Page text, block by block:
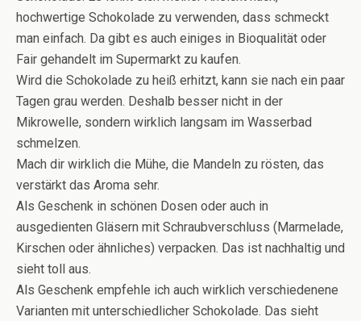
hochwertige Schokolade zu verwenden, dass schmeckt
man einfach. Da gibt es auch einiges in Bioqualität oder
Fair gehandelt im Supermarkt zu kaufen.
Wird die Schokolade zu heiß erhitzt, kann sie nach ein paar
Tagen grau werden. Deshalb besser nicht in der
Mikrowelle, sondern wirklich langsam im Wasserbad
schmelzen.
Mach dir wirklich die Mühe, die Mandeln zu rösten, das
verstärkt das Aroma sehr.
Als Geschenk in schönen Dosen oder auch in
ausgedienten Gläsern mit Schraubverschluss (Marmelade,
Kirschen oder ähnliches) verpacken. Das ist nachhaltig und
sieht toll aus.
Als Geschenk empfehle ich auch wirklich verschiedenene
Varianten mit unterschiedlicher Schokolade. Das sieht